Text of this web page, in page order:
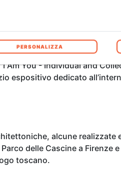
Per cui – ha concluso –
Am You - Individual and
espositivo dedicato
alcune realizzate
Parco delle Cascine a
toscano.
PERSONALIZZA